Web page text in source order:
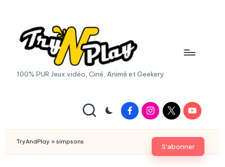
content
T
A
n
100% PUR Jeux vidéo, Ciné, Animé et Geekery
FacebookInstagram
X
|
Twitter
Youtube
S'abonner
TryAndPlay » simpsons